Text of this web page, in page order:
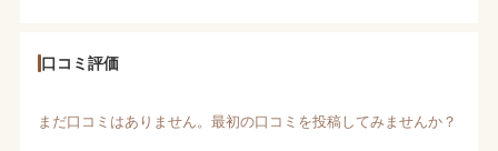
口コミ評価
まだ口コミはありません。最初の口コミを投稿してみませんか？